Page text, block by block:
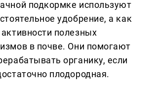
подкормке используют
удобрение, а как
полезных
в почве. Они помогают
органику, если
плодородная.